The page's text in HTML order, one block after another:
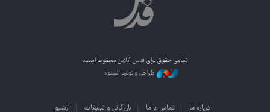
تمامی حقوق برای قدس آنلاین محفوظ است.
طراحی و تولید: نستوه
درباره ما تماس با ما بازرگانی و تبلیغات آرشیو